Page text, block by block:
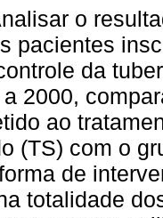
o
pacientes
da
2000,
ao
(TS) com o
de
totalidade